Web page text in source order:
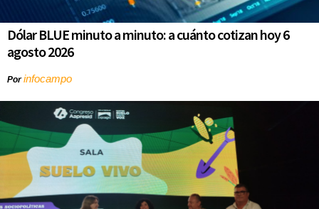
Dólar BLUE minuto a minuto: a cuánto cotizan hoy 6
agosto 2026
Porinfocampo